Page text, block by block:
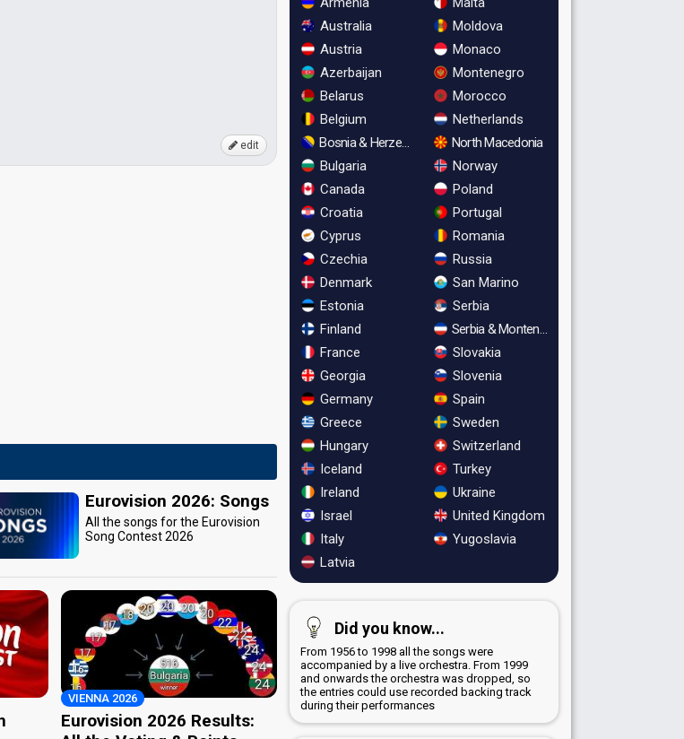
edit
Eurovision 2026: Songs
All the songs for the Eurovision
Song Contest 2026
VIENNA 2026
Eurovision 2026 Results:
Australia
Austria
Azerbaijan
Belarus
Belgium
Bosnia & Herzegovina
Bulgaria
Canada
Croatia
Cyprus
Czechia
Denmark
Estonia
Finland
France
Georgia
Germany
Greece
Hungary
Iceland
Ireland
Israel
Italy
Latvia
Moldova
Monaco
Montenegro
Morocco
Netherlands
North Macedonia
Norway
Poland
Portugal
Romania
Russia
San Marino
Serbia
Serbia & Montenegro
Slovakia
Slovenia
Spain
Sweden
Switzerland
Turkey
Ukraine
United Kingdom
Yugoslavia
Did you know...
From 1956 to 1998 all the songs were
accompanied by a live orchestra. From 1999
and onwards the orchestra was dropped, so
the entries could use recorded backing track
during their performances